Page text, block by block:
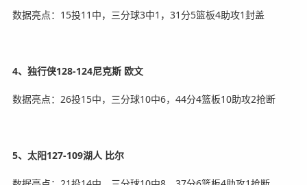
数据亮点：15投11中，三分球3中1，31分5篮板4助攻1封盖
4、独行侠128-124尼克斯 欧文
数据亮点：26投15中，三分球10中6，44分4篮板10助攻2抢断
5、太阳127-109湖人 比尔